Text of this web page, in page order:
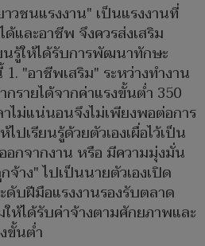
วชนแรงงาน" เป็นแรงงานที่
และอาชีพ จึงควรส่งเสริม
นรู้ให้ได้รับการพัฒนาทักษะ
"อาชีพเสริม" ระหว่างทำงาน
กรายได้จากค่าแรงขั้นต่ำ 350
ไม่แน่นอนจึงไม่เพียงพอต่อการ
ปเรียนรู้ด้วยตัวเองเผื่อไว้เป็น
อกจากงาน หรือ มีความมุ่งมั่น
าง" ไปเป็นนายตัวเองเปิด
ดับฝีมือแรงงานรองรับตลาด
ห้ได้รับค่าจ้างตามศักยภาพและ
ขั้นต่ำ